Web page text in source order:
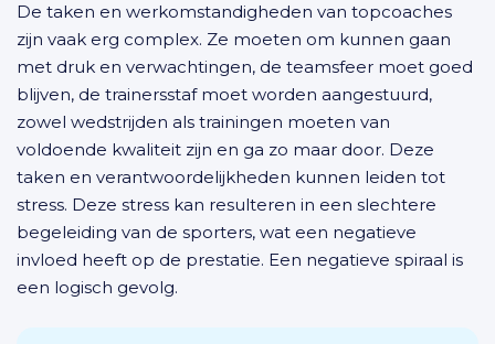
De taken en werkomstandigheden van topcoaches
zijn vaak erg complex. Ze moeten om kunnen gaan
met druk en verwachtingen, de teamsfeer moet goed
blijven, de trainersstaf moet worden aangestuurd,
zowel wedstrijden als trainingen moeten van
voldoende kwaliteit zijn en ga zo maar door. Deze
taken en verantwoordelijkheden kunnen leiden tot
stress. Deze stress kan resulteren in een slechtere
begeleiding van de sporters, wat een negatieve
invloed heeft op de prestatie. Een negatieve spiraal is
een logisch gevolg.